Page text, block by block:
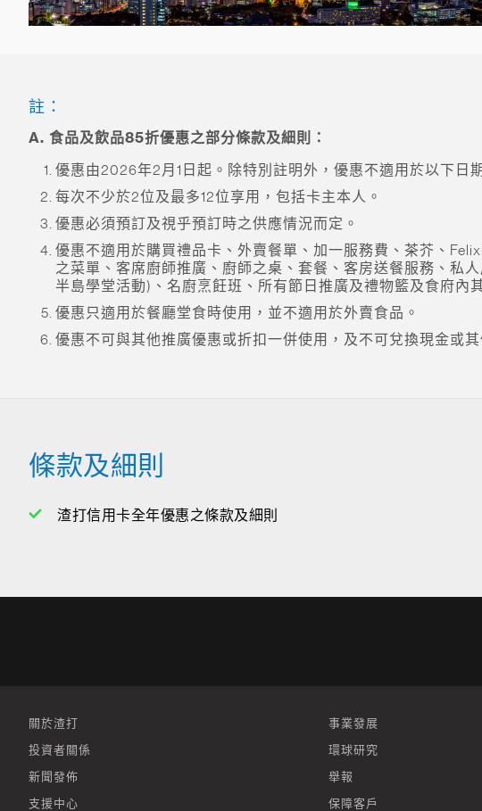
註：
A. 食品及飲品85折優惠之部分條款及細則：
優惠由2026年2月1日起。除特別註明外，優惠不適用於以下日
每次不少於2位及最多12位享用，包括卡主本人。
優惠必須預訂及視乎預訂時之供應情況而定。
優惠不適用於購買禮品卡、外賣餐單、加一服務費、茶芥、
之菜單、客席廚師推廣、廚師之桌、套餐、客房送餐服務、私
半島學堂活動)、名廚烹飪班、所有節日推廣及禮物籃及食府內
優惠只適用於餐廳堂食時使用，並不適用於外賣食品。
優惠不可與其他推廣優惠或折扣一併使用，及不可兌換現金或其
條款及細則
渣打信用卡全年優惠之條款及細則
關於渣打
投資者關係
新聞發佈
支援中心
事業發展
環球研究
舉報
保障客戶